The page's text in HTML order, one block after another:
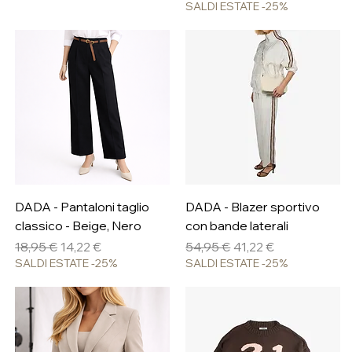
SALDI ESTATE -25%
DADA - Pantaloni taglio
classico - Beige, Nero
Prezzo regolare
18,95 € Prezzo scontato
14,22 €
SALDI ESTATE -25%
DADA - Blazer sportivo
con bande laterali
Prezzo regolare
54,95 €Prezzo scontato
41,22 €
SALDI ESTATE -25%